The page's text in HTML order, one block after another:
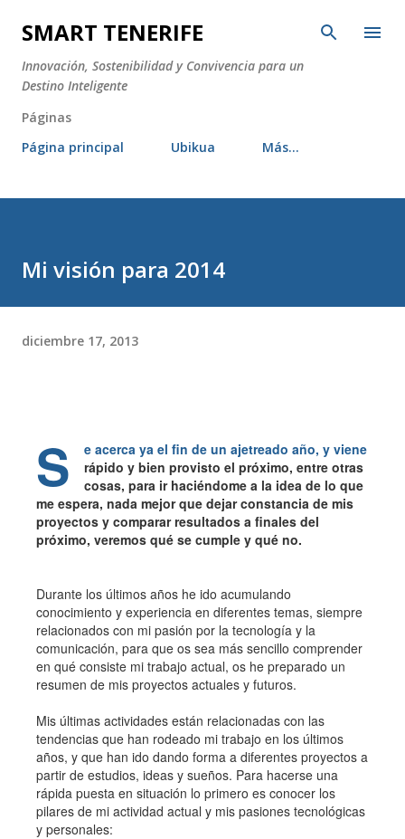
Ir al contenido principal
SMART TENERIFE
Innovación, Sostenibilidad y Convivencia para un
Destino Inteligente
Páginas
Página principal
Ubikua Más…
Mi visión para 2014
diciembre 17, 2013
S
e acerca ya el fin de un ajetreado año, y viene
rápido y bien provisto el próximo, entre otras
cosas, para ir haciéndome a la idea de lo que
me espera, nada mejor que dejar constancia de mis
proyectos y comparar resultados a finales del
próximo, veremos qué se cumple y qué no.
Durante los últimos años he ido acumulando
conocimiento y experiencia en diferentes temas, siempre
relacionados con mi pasión por la tecnología y la
comunicación, para que os sea más sencillo comprender
en qué consiste mi trabajo actual, os he preparado un
resumen de mis proyectos actuales y futuros.
Mis últimas actividades están relacionadas con las
tendencias que han rodeado mi trabajo en los últimos
años, y que han ido dando forma a diferentes proyectos a
partir de estudios, ideas y sueños. Para hacerse una
rápida puesta en situación lo primero es conocer los
pilares de mi actividad actual y mis pasiones tecnológicas
y personales: